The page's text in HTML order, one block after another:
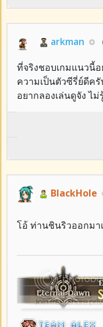
arkman
ที่จริงชอบเกมแนวนี้
ความเป็นตัวซีรี่ย์ดีครั
อยากลองเล่นดูจัง ไ
BlackHole
โอ้ ท่านชินริวออกมา